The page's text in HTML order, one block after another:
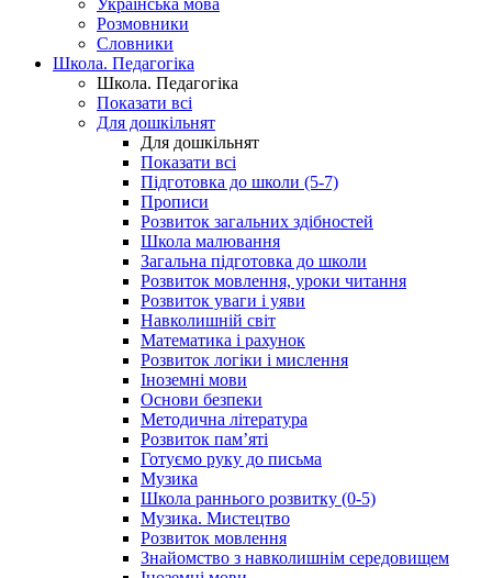
Українська мова
Розмовники
Словники
Школа. Педагогіка
Школа. Педагогіка
Показати всі
Для дошкільнят
Для дошкільнят
Показати всі
Підготовка до школи (5-7)
Прописи
Розвиток загальних здібностей
Школа малювання
Загальна підготовка до школи
Розвиток мовлення, уроки читання
Розвиток уваги і уяви
Навколишній світ
Математика і рахунок
Розвиток логіки і мислення
Іноземні мови
Основи безпеки
Методична література
Розвиток пам’яті
Готуємо руку до письма
Музика
Школа раннього розвитку (0-5)
Музика. Мистецтво
Розвиток мовлення
Знайомство з навколишнім середовищем